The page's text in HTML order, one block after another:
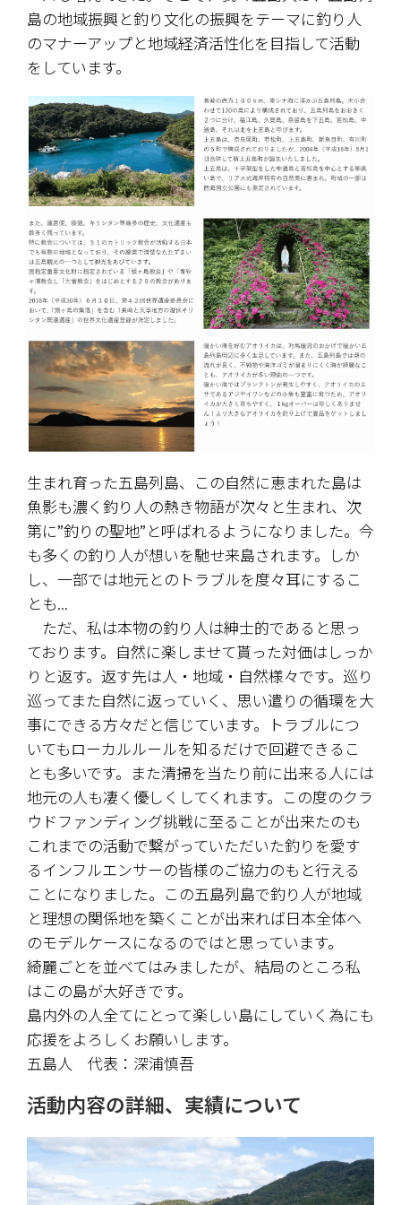
島の地域振興と釣り文化の振興をテーマに釣り人
のマナーアップと地域経済活性化を目指して活動
をしています。
生まれ育った五島列島、この自然に恵まれた島は
魚影も濃く釣り人の熱き物語が次々と生まれ、次
第に”釣りの聖地”と呼ばれるようになりました。今
も多くの釣り人が想いを馳せ来島されます。しか
し、一部では地元とのトラブルを度々耳にするこ
とも...
ただ、私は本物の釣り人は紳士的であると思っ
ております。自然に楽しませて貰った対価はしっか
りと返す。返す先は人・地域・自然様々です。巡り
巡ってまた自然に返っていく、思い遣りの循環を大
事にできる方々だと信じています。トラブルにつ
いてもローカルルールを知るだけで回避できるこ
とも多いです。また清掃を当たり前に出来る人には
地元の人も凄く優しくしてくれます。この度のクラ
ウドファンディング挑戦に至ることが出来たのも
これまでの活動で繋がっていただいた釣りを愛す
るインフルエンサーの皆様のご協力のもと行える
ことになりました。この五島列島で釣り人が地域
と理想の関係地を築くことが出来れば日本全体へ
のモデルケースになるのではと思っています。
綺麗ごとを並べてはみましたが、結局のところ私
はこの島が大好きです。
島内外の人全てにとって楽しい島にしていく為にも
応援をよろしくお願いします。
五島人　代表：深浦慎吾
活動内容の詳細、実績について